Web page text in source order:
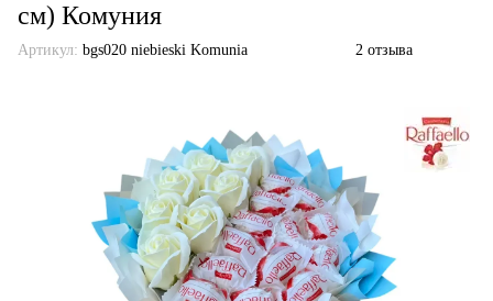
см) Комуния
Артикул: bgs020 niebieski Komunia 2 отзыва